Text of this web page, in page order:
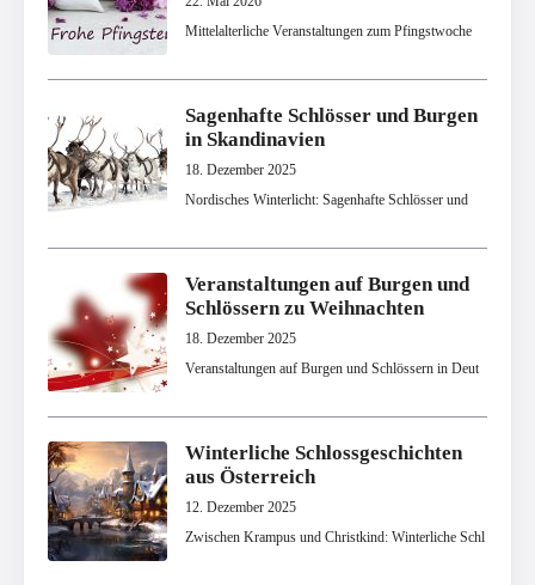
Mittelalterliche Veranstaltungen zum Pfingstwoche
Sagenhafte Schlösser und Burgen
in Skandinavien
18. Dezember 2025
Nordisches Winterlicht: Sagenhafte Schlösser und
Veranstaltungen auf Burgen und
Schlössern zu Weihnachten
18. Dezember 2025
Veranstaltungen auf Burgen und Schlössern in Deut
Winterliche Schlossgeschichten
aus Österreich
12. Dezember 2025
Zwischen Krampus und Christkind: Winterliche Schl